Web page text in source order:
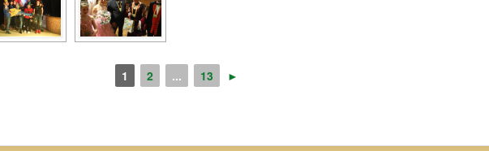
1 2 ... 13 ►